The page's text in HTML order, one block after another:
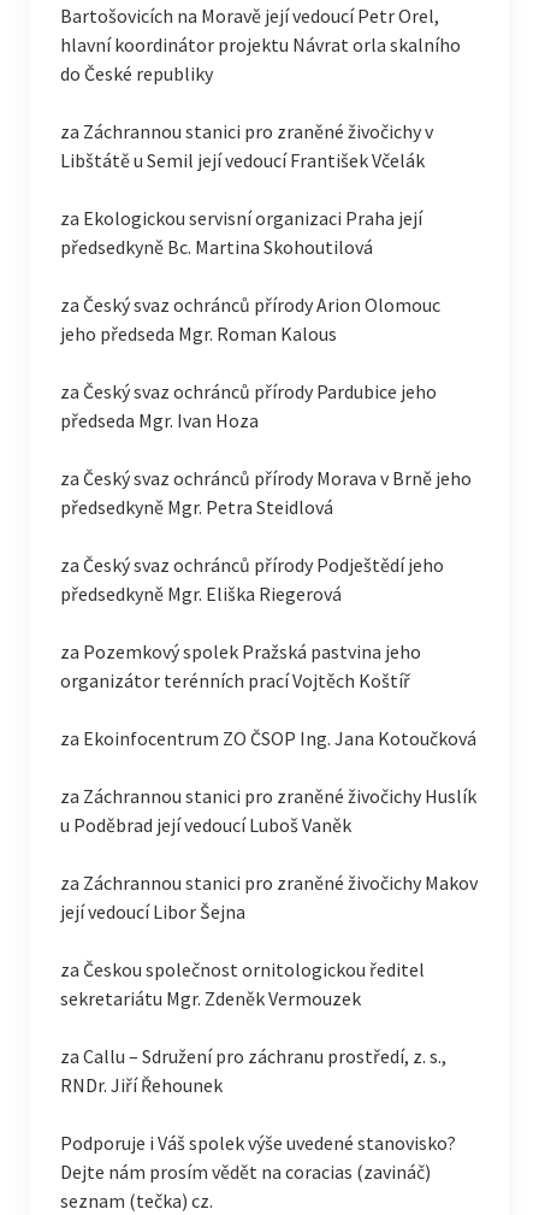
Bartošovicích na Moravě její vedoucí Petr Orel,
hlavní koordinátor projektu Návrat orla skalního
do České republiky
za Záchrannou stanici pro zraněné živočichy v
Libštátě u Semil její vedoucí František Včelák
za Ekologickou servisní organizaci Praha její
předsedkyně Bc. Martina Skohoutilová
za Český svaz ochránců přírody Arion Olomouc
jeho předseda Mgr. Roman Kalous
za Český svaz ochránců přírody Pardubice jeho
předseda Mgr. Ivan Hoza
za Český svaz ochránců přírody Morava v Brně jeho
předsedkyně Mgr. Petra Steidlová
za Český svaz ochránců přírody Podještědí jeho
předsedkyně Mgr. Eliška Riegerová
za Pozemkový spolek Pražská pastvina jeho
organizátor terénních prací Vojtěch Koštíř
za Ekoinfocentrum ZO ČSOP Ing. Jana Kotoučková
za Záchrannou stanici pro zraněné živočichy Huslík
u Poděbrad její vedoucí Luboš Vaněk
za Záchrannou stanici pro zraněné živočichy Makov
její vedoucí Libor Šejna
za Českou společnost ornitologickou ředitel
sekretariátu Mgr. Zdeněk Vermouzek
za Callu – Sdružení pro záchranu prostředí, z. s.,
RNDr. Jiří Řehounek
Podporuje i Váš spolek výše uvedené stanovisko?
Dejte nám prosím vědět na coracias (zavináč)
seznam (tečka) cz.